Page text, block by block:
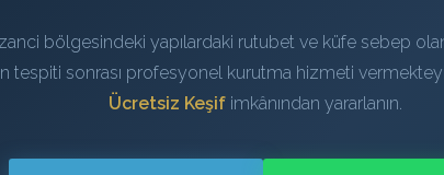
bölgesindeki yapılardaki rutubet ve küfe sebep
tespiti sonrası profesyonel kurutma hizmeti
Ücretsiz Keşif imkânından yararlanın.